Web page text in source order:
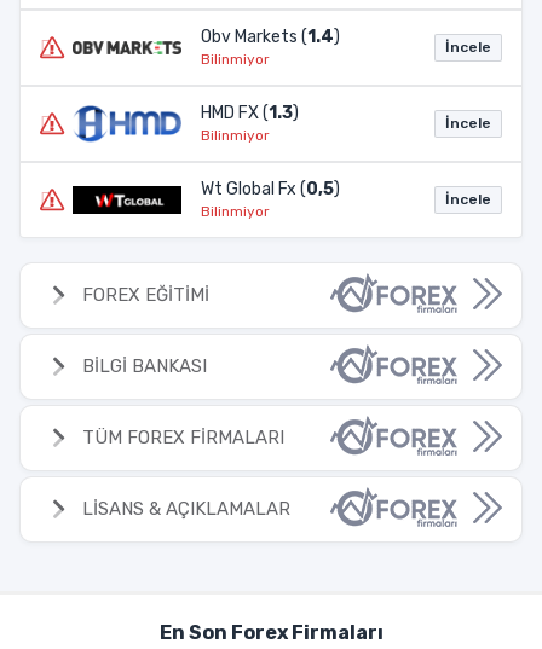
Obv Markets (1.4)
Bilinmiyor
İncele
HMD FX (1.3)
Bilinmiyor
İncele
Wt Global Fx (0,5)
Bilinmiyor
İncele
FOREX EĞİTİMİ
BİLGİ BANKASI
TÜM FOREX FİRMALARI
LİSANS & AÇIKLAMALAR
En Son Forex Firmaları